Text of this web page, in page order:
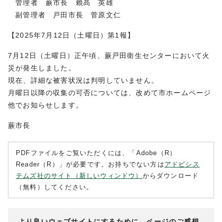
管理者 蕨市長 賴髙 英雄
副管理者 戸田市長 菅原文仁
【2025年7月12日（土曜日）第1報】
7月12日（土曜日）正午頃、蕨戸田衛生センターにおいて火
災が発生しました。
現在、詳細な被害状況は判明していません。
月曜日以降の収集の可否については、改めて市ホームページ
他でお知らせします。
蕨市長
PDFファイルをご覧いただくには、「Adobe（R）
Reader（R）」が必要です。お持ちでない方は アドビシス
テムズ社のサイト（新しいウィンドウ） からダウンロード
（無料）してください。